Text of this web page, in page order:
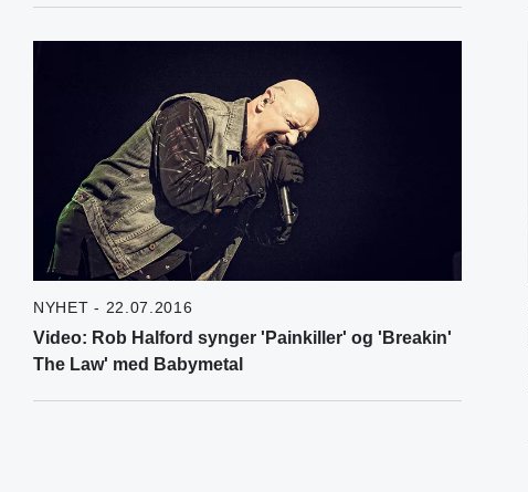
NYHET - 22.07.2016
Video: Rob Halford synger 'Painkiller' og 'Breakin'
The Law' med Babymetal